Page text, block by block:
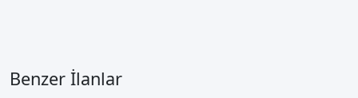
Benzer İlanlar